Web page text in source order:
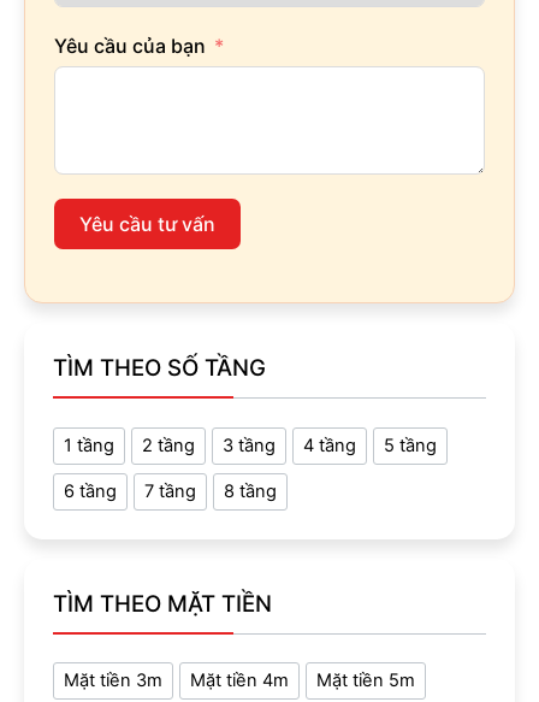
Yêu cầu của bạn
Yêu cầu tư vấn
TÌM THEO SỐ TẦNG
1 tầng 2 tầng 3 tầng 4 tầng 5 tầng
6 tầng 7 tầng 8 tầng
TÌM THEO MẶT TIỀN
Mặt tiền 3m Mặt tiền 4m Mặt tiền 5m